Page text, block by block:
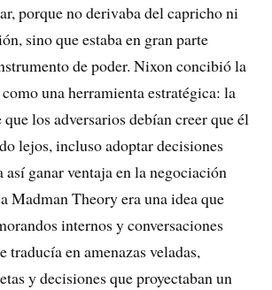
porque no derivaba del capricho ni
sino que estaba en gran parte
de poder. Nixon concibió la
una herramienta estratégica: la
los adversarios debían creer que él
lejos, incluso adoptar decisiones
así ganar ventaja en la negociación
Madman Theory era una idea que
internos y conversaciones
traducía en amenazas veladas,
y decisiones que proyectaban un